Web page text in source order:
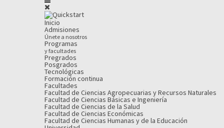
Inicio
Admisiones
Únete a nosotros
Programas
y facultades
Pregrados
Posgrados
Tecnológicas
Formación continua
Facultades
Facultad de Ciencias Agropecuarias y Recursos Naturales
Facultad de Ciencias Básicas e Ingeniería
Facultad de Ciencias de la Salud
Facultad de Ciencias Económicas
Facultad de Ciencias Humanas y de la Educación